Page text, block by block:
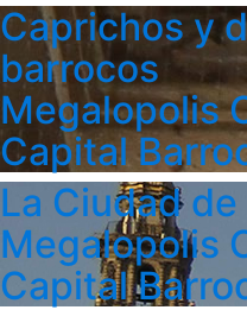
Caprichos y
barrocos
Megalopolis
Capital
La Ciudad
Megalopolis
Capital